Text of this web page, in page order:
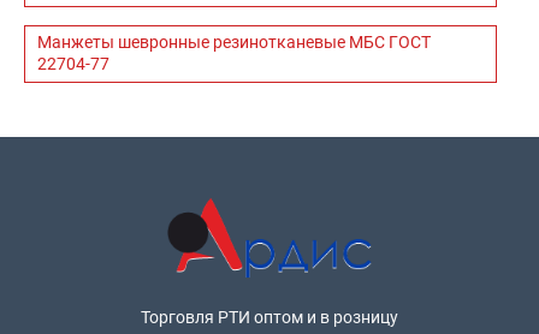
Манжеты шевронные резинотканевые МБС ГОСТ
22704-77
Торговля РТИ оптом и в розницу